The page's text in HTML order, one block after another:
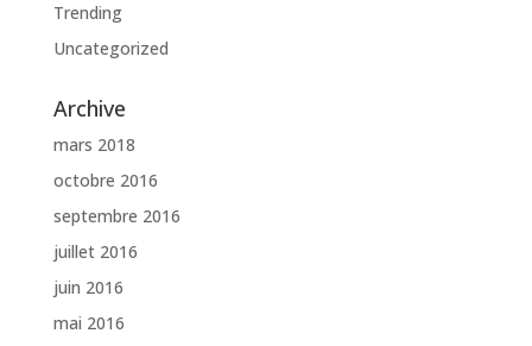
Trending
Uncategorized
Archive
mars 2018
octobre 2016
septembre 2016
juillet 2016
juin 2016
mai 2016